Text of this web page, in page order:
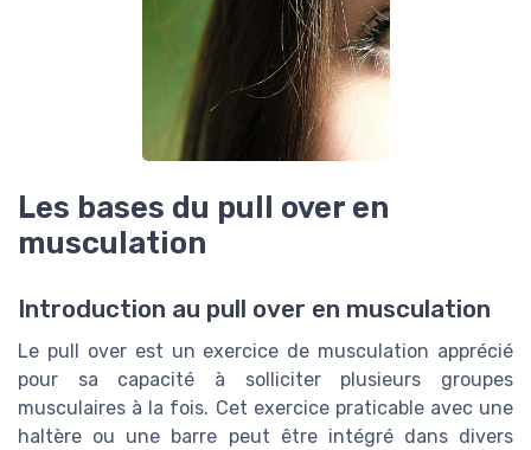
Les bases du pull over en
musculation
Introduction au pull over en musculation
Le pull over est un exercice de musculation apprécié
pour sa capacité à solliciter plusieurs groupes
musculaires à la fois. Cet exercice praticable avec une
haltère ou une barre peut être intégré dans divers